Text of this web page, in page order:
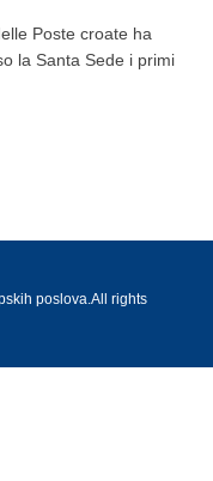
Poste croate ha
la Santa Sede i primi
poslova.All rights